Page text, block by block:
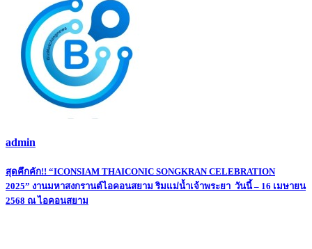
admin
Post
navigation
สุดคึกคัก!! “ICONSIAM THAICONIC SONGKRAN CELEBRATION
2025” งานมหาสงกรานต์ไอคอนสยาม ริมแม่น้ำเจ้าพระยา วันนี้ – 16 เมษายน
2568 ณ ไอคอนสยาม